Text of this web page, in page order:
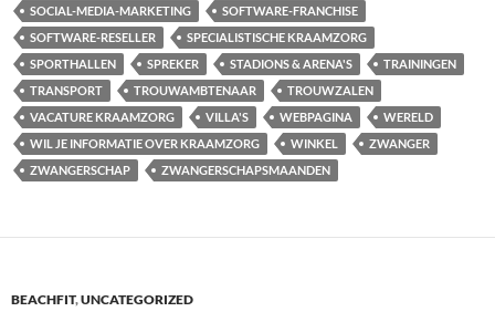
SOCIAL-MEDIA-MARKETING
SOFTWARE-FRANCHISE
SOFTWARE-RESELLER
SPECIALISTISCHE KRAAMZORG
SPORTHALLEN
SPREKER STADIONS & ARENA'S
TRAININGEN
TRANSPORT
TROUWAMBTENAAR
TROUWZALEN
VACATURE KRAAMZORG
VILLA'S WEBPAGINA
WERELD
WIL JE INFORMATIE OVER KRAAMZORG
WINKEL
ZWANGER
ZWANGERSCHAP
ZWANGERSCHAPSMAANDEN
BEACHFIT,UNCATEGORIZED